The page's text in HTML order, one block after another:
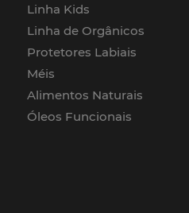
Linha Kids
Linha de Orgânicos
Protetores Labiais
Méis
Alimentos Naturais
Óleos Funcionais